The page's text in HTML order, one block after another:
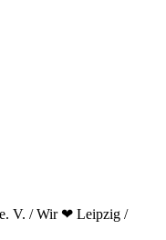
V. / Wir ❤ Leipzig /